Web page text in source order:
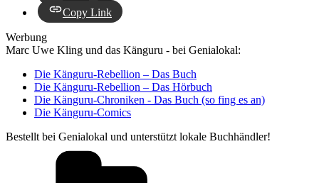
Copy Link
Werbung
Marc Uwe Kling und das Känguru - bei Genialokal:
Die Känguru-Rebellion – Das Buch
Die Känguru-Rebellion – Das Hörbuch
Die Känguru-Chroniken - Das Buch (so fing es an)
Die Känguru-Comics
Bestellt bei Genialokal und unterstützt lokale Buchhändler!